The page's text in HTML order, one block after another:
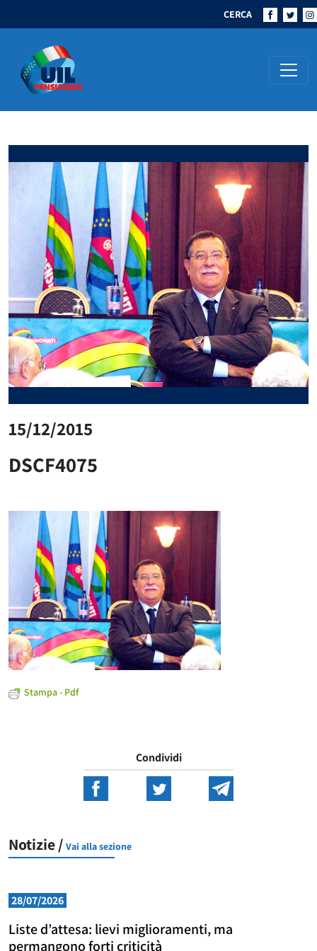
CERCA
Navigazione principale
15/12/2015
DSCF4075
Stampa - Pdf
Condividi
Notizie / Vai alla sezione
28/07/2026
Liste d’attesa: lievi miglioramenti, ma
permangono forti criticità